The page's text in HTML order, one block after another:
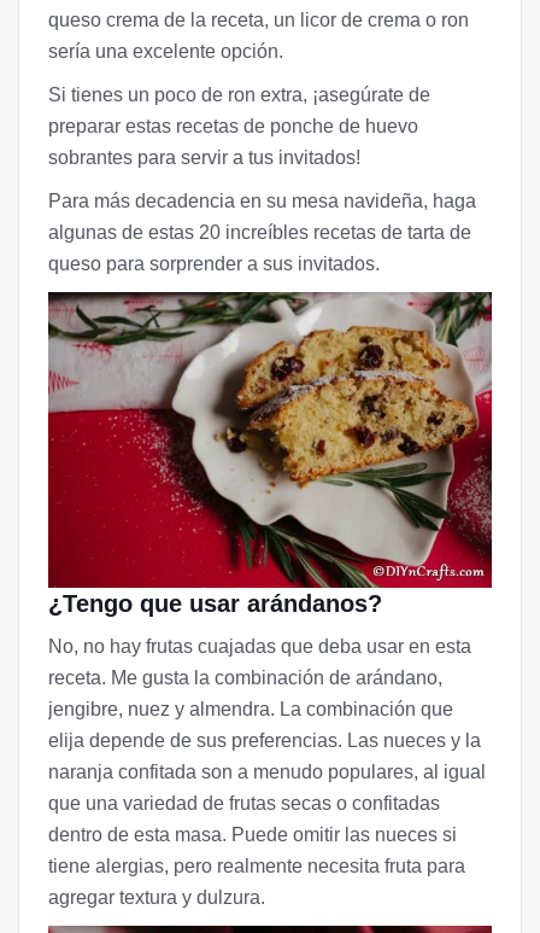
queso crema de la receta, un licor de crema o ron
sería una excelente opción.
Si tienes un poco de ron extra, ¡asegúrate de
preparar estas recetas de ponche de huevo
sobrantes para servir a tus invitados!
Para más decadencia en su mesa navideña, haga
algunas de estas 20 increíbles recetas de tarta de
queso para sorprender a sus invitados.
¿Tengo que usar arándanos?
No, no hay frutas cuajadas que deba usar en esta
receta. Me gusta la combinación de arándano,
jengibre, nuez y almendra. La combinación que
elija depende de sus preferencias. Las nueces y la
naranja confitada son a menudo populares, al igual
que una variedad de frutas secas o confitadas
dentro de esta masa. Puede omitir las nueces si
tiene alergias, pero realmente necesita fruta para
agregar textura y dulzura.